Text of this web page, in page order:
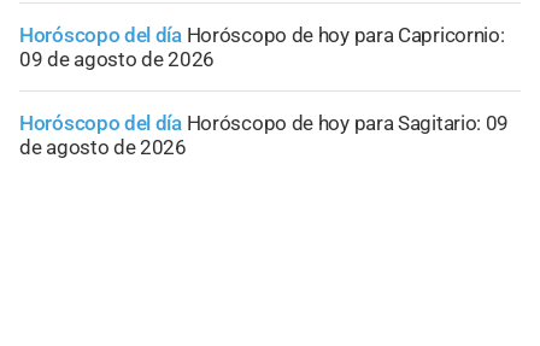
Horóscopo del día Horóscopo de hoy para Capricornio:
09 de agosto de 2026
Horóscopo del día Horóscopo de hoy para Sagitario: 09
de agosto de 2026